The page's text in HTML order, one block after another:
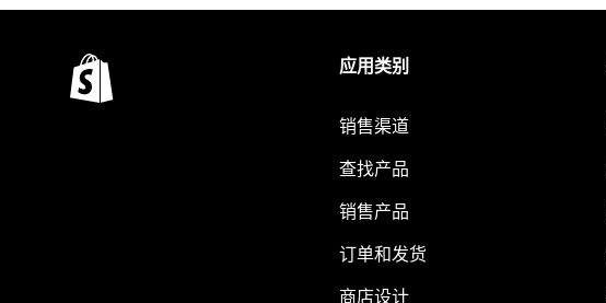
应用类别
销售渠道
查找产品
销售产品
订单和发货
商店设计